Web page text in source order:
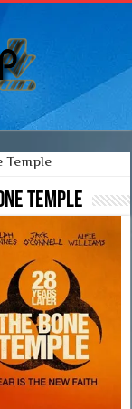
Temple
Temple